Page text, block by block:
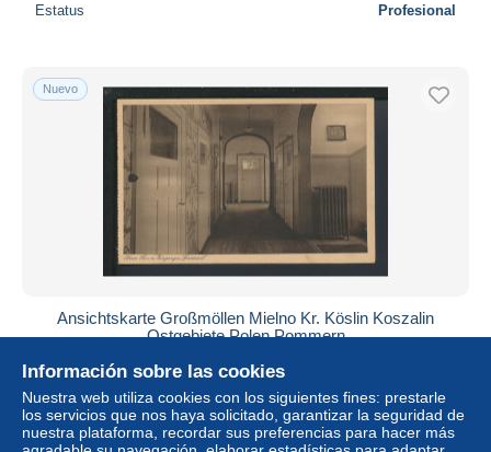
Estatus Profesional
Nuevo
Ansichtskarte Großmöllen Mielno Kr. Köslin Koszalin
Ostgebiete Polen Pommern
± 41,60 US$
Estatus Profesional
Información sobre las cookies
Nuestra web utiliza cookies con los siguientes fines: prestarle
los servicios que nos haya solicitado, garantizar la seguridad de
nuestra plataforma, recordar sus preferencias para hacer más